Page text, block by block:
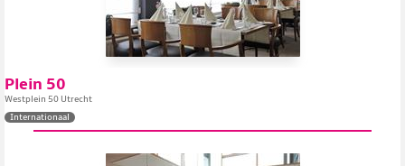
Plein 50
Westplein 50 Utrecht
Internationaal